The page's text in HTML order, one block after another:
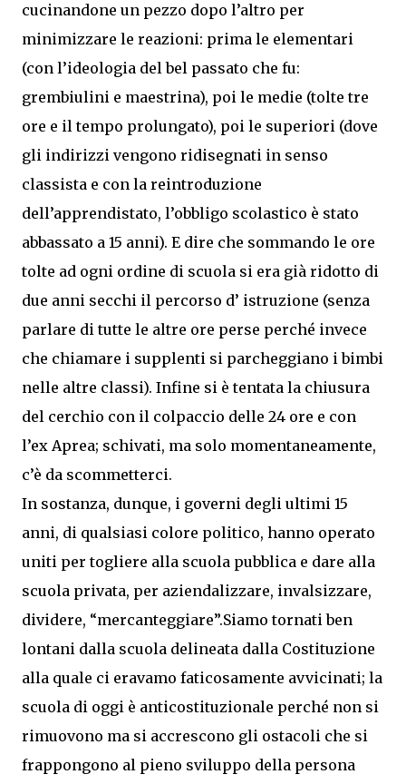
cucinandone un pezzo dopo l’altro per
minimizzare le reazioni: prima le elementari
(con l’ideologia del bel passato che fu:
grembiulini e maestrina), poi le medie (tolte tre
ore e il tempo prolungato), poi le superiori (dove
gli indirizzi vengono ridisegnati in senso
classista e con la reintroduzione
dell’apprendistato, l’obbligo scolastico è stato
abbassato a 15 anni). E dire che sommando le ore
tolte ad ogni ordine di scuola si era già ridotto di
due anni secchi il percorso d’ istruzione (senza
parlare di tutte le altre ore perse perché invece
che chiamare i supplenti si parcheggiano i bimbi
nelle altre classi). Infine si è tentata la chiusura
del cerchio con il colpaccio delle 24 ore e con
l’ex Aprea; schivati, ma solo momentaneamente,
c’è da scommetterci.
In sostanza, dunque, i governi degli ultimi 15
anni, di qualsiasi colore politico, hanno operato
uniti per togliere alla scuola pubblica e dare alla
scuola privata, per aziendalizzare, invalsizzare,
dividere, “mercanteggiare”.Siamo tornati ben
lontani dalla scuola delineata dalla Costituzione
alla quale ci eravamo faticosamente avvicinati; la
scuola di oggi è anticostituzionale perché non si
rimuovono ma si accrescono gli ostacoli che si
frappongono al pieno sviluppo della persona